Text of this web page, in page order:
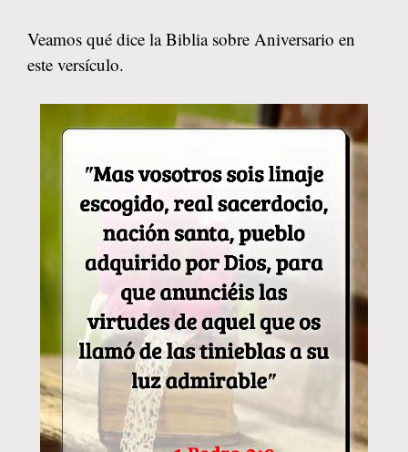
Veamos qué dice la Biblia sobre Aniversario en
este versículo.